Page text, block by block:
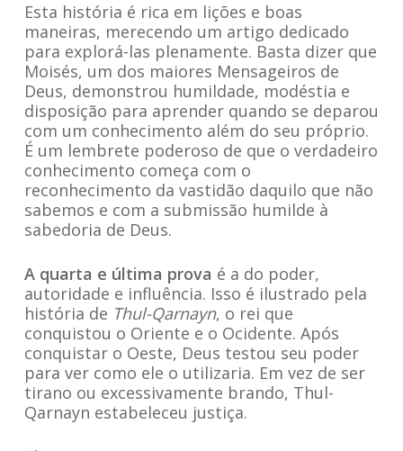
Esta história é rica em lições e boas
maneiras, merecendo um artigo dedicado
para explorá-las plenamente. Basta dizer que
Moisés, um dos maiores Mensageiros de
Deus, demonstrou humildade, modéstia e
disposição para aprender quando se deparou
com um conhecimento além do seu próprio.
É um lembrete poderoso de que o verdadeiro
conhecimento começa com o
reconhecimento da vastidão daquilo que não
sabemos e com a submissão humilde à
sabedoria de Deus.
A quarta e última prova é a do poder,
autoridade e influência. Isso é ilustrado pela
história de Thul-Qarnayn, o rei que
conquistou o Oriente e o Ocidente. Após
conquistar o Oeste, Deus testou seu poder
para ver como ele o utilizaria. Em vez de ser
tirano ou excessivamente brando, Thul-
Qarnayn estabeleceu justiça.